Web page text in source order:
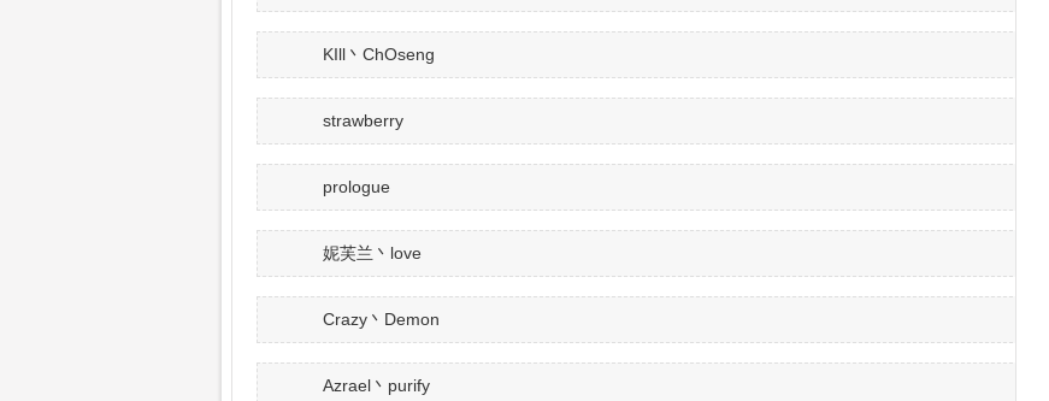
KIll丶ChOseng
strawberry
prologue
妮芙兰丶love
Crazy丶Demon
Azrael丶purify